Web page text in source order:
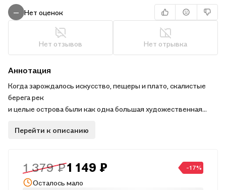
— Нет оценок
Нет отзывов Нет отрывка
Аннотация
Когда зарождалось искусство, пещеры и плато, скалистые
берега рек
и целые острова были как одна большая художественная
В книге ≪Когда искусство было ребёнком≫ первобытное
волн
до визуальных историй со сложной композицией, от
Перейти к описанию
1 379 ₽1 149 ₽ -17%
Осталось мало